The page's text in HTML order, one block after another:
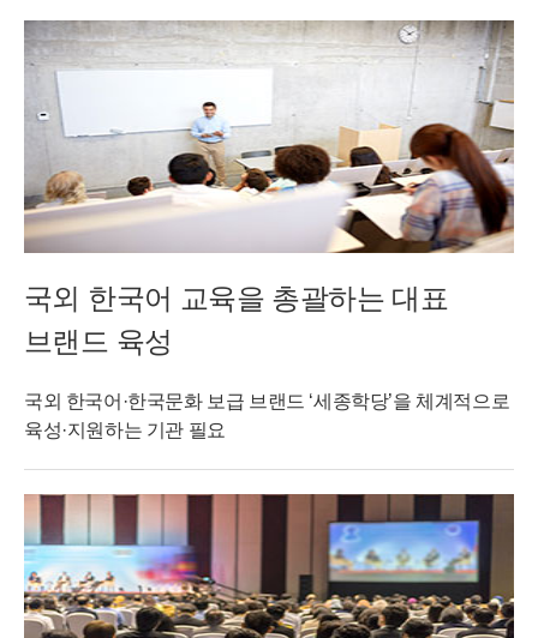
국외 한국어 교육을 총괄하는 대표
브랜드 육성
국외 한국어·한국문화 보급 브랜드 ‘세종학당’을 체계적으로
육성·지원하는 기관 필요